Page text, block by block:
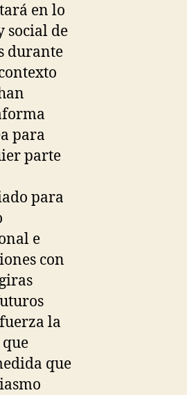
en lo
social de
durante
para
parte
para
e
con
la
que